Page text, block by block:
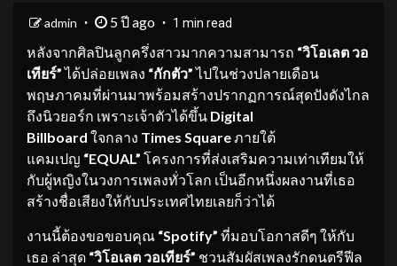
admin 5 ปี ago 1 min read
หลังจากศิลปินลูกครึ่งสาวมากความสามารถ “วิโอเลต วอ
เทียร์”ได้ปล่อยเพลง “กักตัว”ไปในช่วงปลายเดือน
พฤษภาคมที่ผ่านมาพร้อมสร้างปรากฏการณ์สุดปังดังไกล
ถึงนิวยอร์ก เพราะเจ้าตัวได้ขึ้น Digital
Billboard ใจกลาง Times Squareภายใต้
แคมเปญ “EQUAL” โครงการที่ส่งเสริมความเท่าเทียมให้
กับผู้หญิงในวงการเพลงทั่วโลก เป็นอีกหนึ่งผลงานที่เธอ
สร้างชื่อเสียงให้กับประเทศไทยเลยก็ว่าได้
งานนี้ต้องขอขอบคุณ “Spotify” ที่มอบโอกาสดีๆ ให้กับ
เธอ ล่าสุด “วิโอเลต วอเทียร์” ชวนสัมผัสเพลงรักดนตรีฟีล